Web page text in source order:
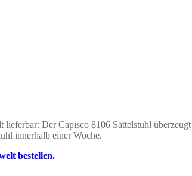
Der Capisco 8106 Sattelstuhl
innerhalb einer Woche.
bestellen.